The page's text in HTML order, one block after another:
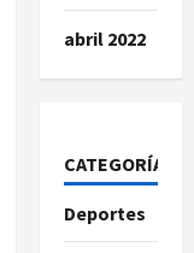
abril 2022
CATEGORÍAS
Deportes